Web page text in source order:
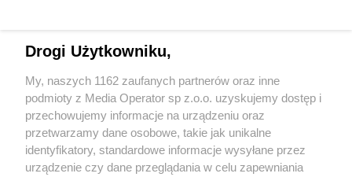
Wydawca mediówlokalnych
Drogi Użytkowniku,
My, naszych 1162 zaufanych partnerów oraz inne
podmioty z Media Operator sp z.o.o. uzyskujemy dostęp i
przechowujemy informacje na urządzeniu oraz
przetwarzamy dane osobowe, takie jak unikalne
identyfikatory, standardowe informacje wysyłane przez
urządzenie czy dane przeglądania w celu zapewniania